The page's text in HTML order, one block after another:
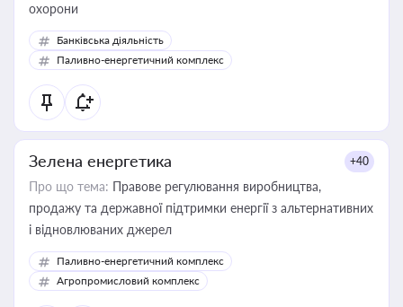
охорони
Банківська діяльність
Паливно-енергетичний комплекс
Зелена енергетика +40
Про що тема: Правове регулювання виробництва,
продажу та державної підтримки енергії з альтернативних
і відновлюваних джерел
Паливно-енергетичний комплекс
Агропромисловий комплекс